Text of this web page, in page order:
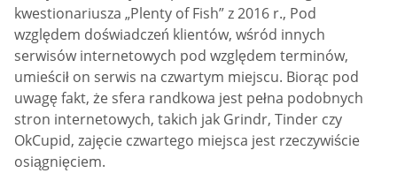
kwestionariusza „Plenty of Fish” z 2016 r., Pod
względem doświadczeń klientów, wśród innych
serwisów internetowych pod względem terminów,
umieścił on serwis na czwartym miejscu. Biorąc pod
uwagę fakt, że sfera randkowa jest pełna podobnych
stron internetowych, takich jak Grindr, Tinder czy
OkCupid, zajęcie czwartego miejsca jest rzeczywiście
osiągnięciem.